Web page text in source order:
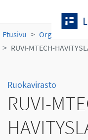
Etusivu Organisaatiot
RUVI-MTECH-
Ruokavirasto
RUVI-